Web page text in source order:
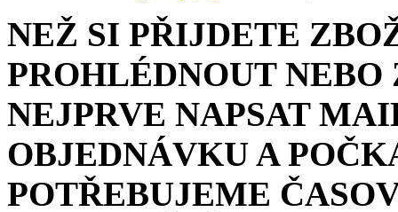
NEŽ SI PŘIJDETE
PROHLÉDNOUT
NEJPRVE NAPSAT
OBJEDNÁVKU A
POTŘEBUJEME